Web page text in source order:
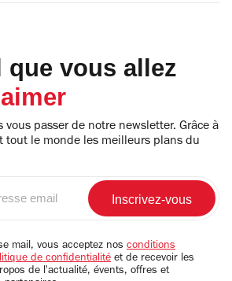
que vous allez
aimer
vous passer de notre newsletter. Grâce à
tout le monde les meilleurs plans du
mail, vous acceptez nos conditions
de confidentialité et de recevoir les
de l'actualité, évents, offres et